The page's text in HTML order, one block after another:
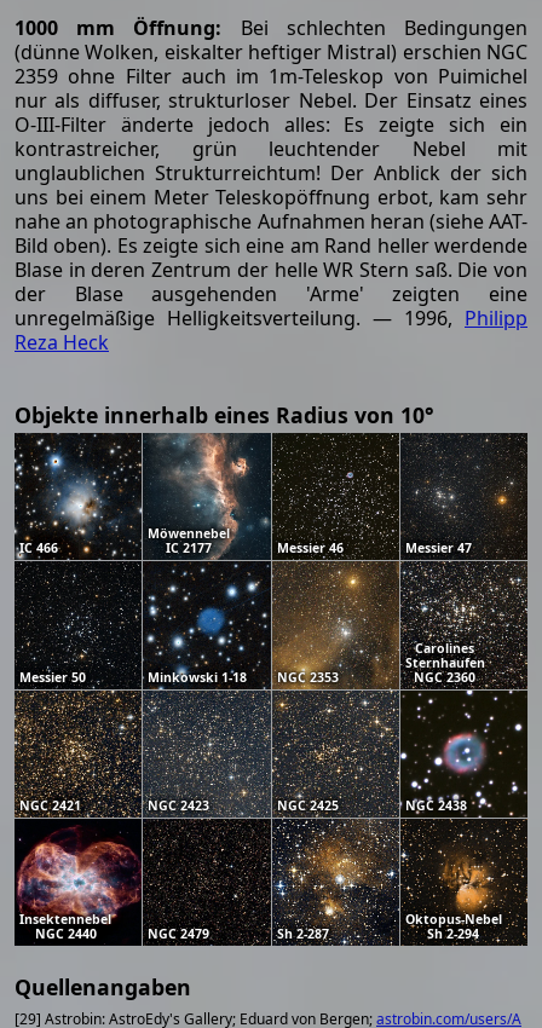
1000 mm Öffnung: Bei schlechten Bedingungen
(dünne Wolken, eiskalter heftiger Mistral) erschien NGC
2359 ohne Filter auch im 1m-Teleskop von Puimichel
nur als diffuser, strukturloser Nebel. Der Einsatz eines
O-III-Filter änderte jedoch alles: Es zeigte sich ein
kontrastreicher, grün leuchtender Nebel mit
unglaublichen Strukturreichtum! Der Anblick der sich
uns bei einem Meter Teleskopöffnung erbot, kam sehr
nahe an photographische Aufnahmen heran (siehe AAT-
Bild oben). Es zeigte sich eine am Rand heller werdende
Blase in deren Zentrum der helle WR Stern saß. Die von
der Blase ausgehenden 'Arme' zeigten eine
unregelmäßige Helligkeitsverteilung. — 1996, Philipp
Reza Heck
Objekte innerhalb eines Radius von 10°
IC 466
Möwennebel
IC 2177
Messier 46 Messier 47
Messier 50 Minkowski 1-18 NGC 2353
Carolines
Sternhaufen
NGC 2360
NGC 2421 NGC 2423 NGC 2425 NGC 2438
Insektennebel
NGC 2440
NGC 2479 Sh 2-287
Oktopus-Nebel
Sh 2-294
Quellenangaben
[29] Astrobin: AstroEdy's Gallery; Eduard von Bergen;astrobin.com/users/A